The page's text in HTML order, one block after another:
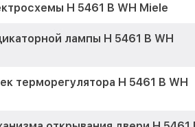
H 5461 B WH Miele
лампы H 5461 B WH
терморегулятора H 5461 B WH